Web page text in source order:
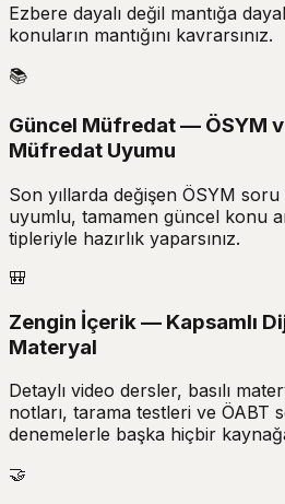
Ezbere dayalı değil mantığa
konuların mantığını kavrarsınız.
📚
Güncel Müfredat — ÖSYM
Müfredat Uyumu
Son yıllarda değişen ÖSYM
uyumlu, tamamen güncel konu
tipleriyle hazırlık yaparsınız.
🎒
Zengin İçerik — Kapsamlı
Materyal
Detaylı video dersler, basılı
notları, tarama testleri ve ÖABT
denemelerle başka hiçbir
🤝